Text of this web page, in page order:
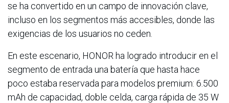
se ha convertido en un campo de innovación clave,
incluso en los segmentos más accesibles, donde las
exigencias de los usuarios no ceden.
En este escenario, HONOR ha logrado introducir en el
segmento de entrada una batería que hasta hace
poco estaba reservada para modelos premium: 6.500
mAh de capacidad, doble celda, carga rápida de 35 W